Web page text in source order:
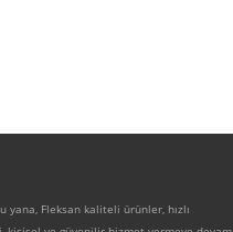
yana, Fleksan kaliteli ürünler, hızlı